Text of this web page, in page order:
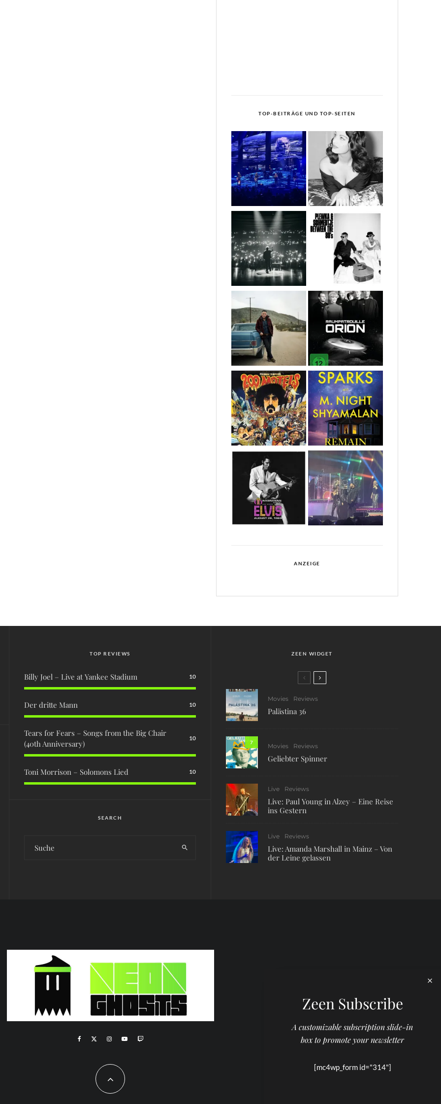
TOP-BEITRÄGE UND TOP-SEITEN
ANZEIGE
TOP REVIEWS
Billy Joel – Live at Yankee Stadium 10
Der dritte Mann 10
Tears for Fears – Songs from the Big Chair
(40th Anniversary)
10
Toni Morrison – Solomons Lied 10
SEARCH
ZEEN WIDGET
Movies Reviews
Palästina 36
7
Movies Reviews
Geliebter Spinner
Live Reviews
Live: Paul Young in Alzey – Eine Reise
ins Gestern
Live Reviews
Live: Amanda Marshall in Mainz – Von
der Leine gelassen
Zeen Subscribe
A customizable subscription slide-in
box to promote your newsletter
[mc4wp_form id="314"]